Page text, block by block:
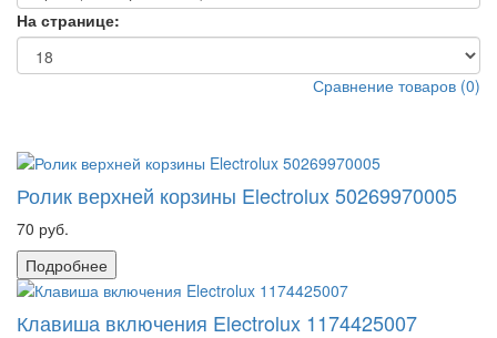
На странице:
Сравнение товаров (0)
Ролик верхней корзины Electrolux 50269970005
70 руб.
Подробнее
Клавиша включения Electrolux 1174425007